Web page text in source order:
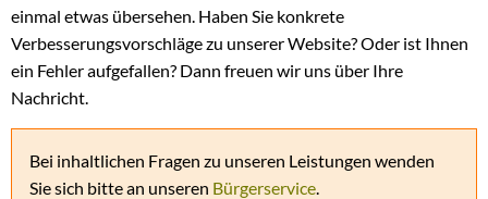
einmal etwas übersehen. Haben Sie konkrete
Verbesserungsvorschläge zu unserer Website? Oder ist Ihnen
ein Fehler aufgefallen? Dann freuen wir uns über Ihre
Nachricht.
Bei inhaltlichen Fragen zu unseren Leistungen wenden
Sie sich bitte an unseren Bürgerservice.